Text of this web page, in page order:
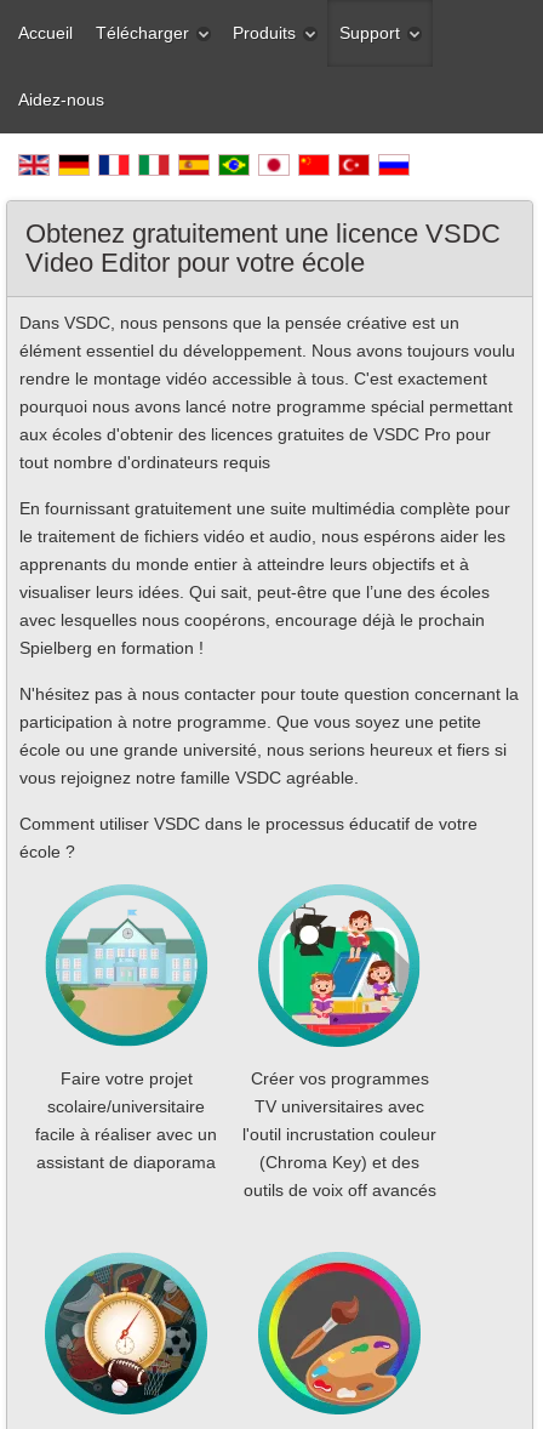
Accueil Télécharger Produits Support
Aidez-nous
Obtenez gratuitement une licence VSDC
Video Editor pour votre école
Dans VSDC, nous pensons que la pensée créative est un
élément essentiel du développement. Nous avons toujours voulu
rendre le montage vidéo accessible à tous. C'est exactement
pourquoi nous avons lancé notre programme spécial permettant
aux écoles d'obtenir des licences gratuites de VSDC Pro pour
tout nombre d'ordinateurs requis
En fournissant gratuitement une suite multimédia complète pour
le traitement de fichiers vidéo et audio, nous espérons aider les
apprenants du monde entier à atteindre leurs objectifs et à
visualiser leurs idées. Qui sait, peut-être que l’une des écoles
avec lesquelles nous coopérons, encourage déjà le prochain
Spielberg en formation !
N'hésitez pas à nous contacter pour toute question concernant la
participation à notre programme. Que vous soyez une petite
école ou une grande université, nous serions heureux et fiers si
vous rejoignez notre famille VSDC agréable.
Comment utiliser VSDC dans le processus éducatif de votre
école ?
Faire votre projet
scolaire/universitaire
facile à réaliser avec un
assistant de diaporama
Créer vos programmes
TV universitaires avec
l'outil incrustation couleur
(Chroma Key) et des
outils de voix off avancés